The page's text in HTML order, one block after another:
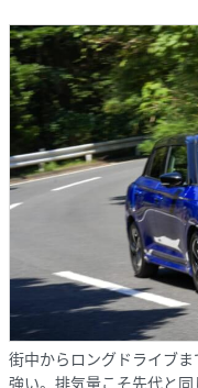
街中からロングドライブ
強い。排気量こそ先代と